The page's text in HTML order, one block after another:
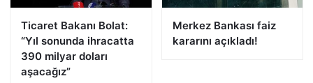
Ticaret Bakanı Bolat:
“Yıl sonunda ihracatta
390 milyar doları
aşacağız”
Merkez Bankası faiz
kararını açıkladı!